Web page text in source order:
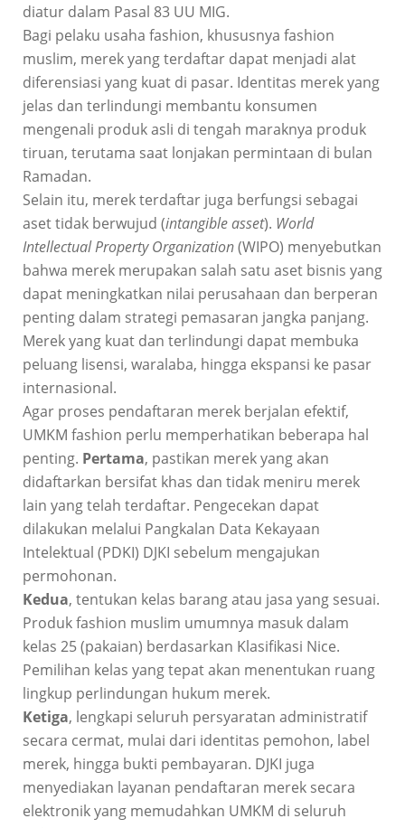
diatur dalam Pasal 83 UU MIG.
Bagi pelaku usaha fashion, khususnya fashion
muslim, merek yang terdaftar dapat menjadi alat
diferensiasi yang kuat di pasar. Identitas merek yang
jelas dan terlindungi membantu konsumen
mengenali produk asli di tengah maraknya produk
tiruan, terutama saat lonjakan permintaan di bulan
Ramadan.
Selain itu, merek terdaftar juga berfungsi sebagai
aset tidak berwujud (intangible asset). World
Intellectual Property Organization(WIPO) menyebutkan
bahwa merek merupakan salah satu aset bisnis yang
dapat meningkatkan nilai perusahaan dan berperan
penting dalam strategi pemasaran jangka panjang.
Merek yang kuat dan terlindungi dapat membuka
peluang lisensi, waralaba, hingga ekspansi ke pasar
internasional.
Agar proses pendaftaran merek berjalan efektif,
UMKM fashion perlu memperhatikan beberapa hal
penting. Pertama, pastikan merek yang akan
didaftarkan bersifat khas dan tidak meniru merek
lain yang telah terdaftar. Pengecekan dapat
dilakukan melalui Pangkalan Data Kekayaan
Intelektual (PDKI) DJKI sebelum mengajukan
permohonan.
Kedua, tentukan kelas barang atau jasa yang sesuai.
Produk fashion muslim umumnya masuk dalam
kelas 25 (pakaian) berdasarkan Klasifikasi Nice.
Pemilihan kelas yang tepat akan menentukan ruang
lingkup perlindungan hukum merek.
Ketiga, lengkapi seluruh persyaratan administratif
secara cermat, mulai dari identitas pemohon, label
merek, hingga bukti pembayaran. DJKI juga
menyediakan layanan pendaftaran merek secara
elektronik yang memudahkan UMKM di seluruh